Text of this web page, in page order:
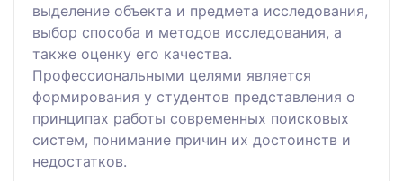
выделение объекта и предмета исследования,
выбор способа и методов исследования, а
также оценку его качества.
Профессиональными целями является
формирования у студентов представления о
принципах работы современных поисковых
систем, понимание причин их достоинств и
недостатков.